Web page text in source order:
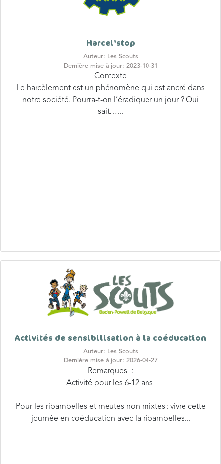
Auteur: Les Scouts
Dernière mise à jour: 2023-10-31
Contexte
Le harcèlement est un phénomène qui est ancré dans
notre société. Pourra-t-on l’éradiquer un jour ? Qui
sait…...
Auteur: Les Scouts
Remarques :
Activité pour les 6-12 ans
journée en coéducation avec la ribambelles...